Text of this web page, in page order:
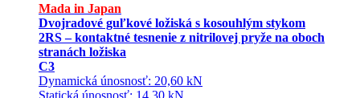
Mada in Japan
Dvojradové guľkové ložiská s kosouhlým stykom
2RS – kontaktné tesnenie z nitrilovej pryže na oboch
stranách ložiska
C3
Dynamická únosnosť: 20,60 kN
Statická únosnosť: 14,30 kN